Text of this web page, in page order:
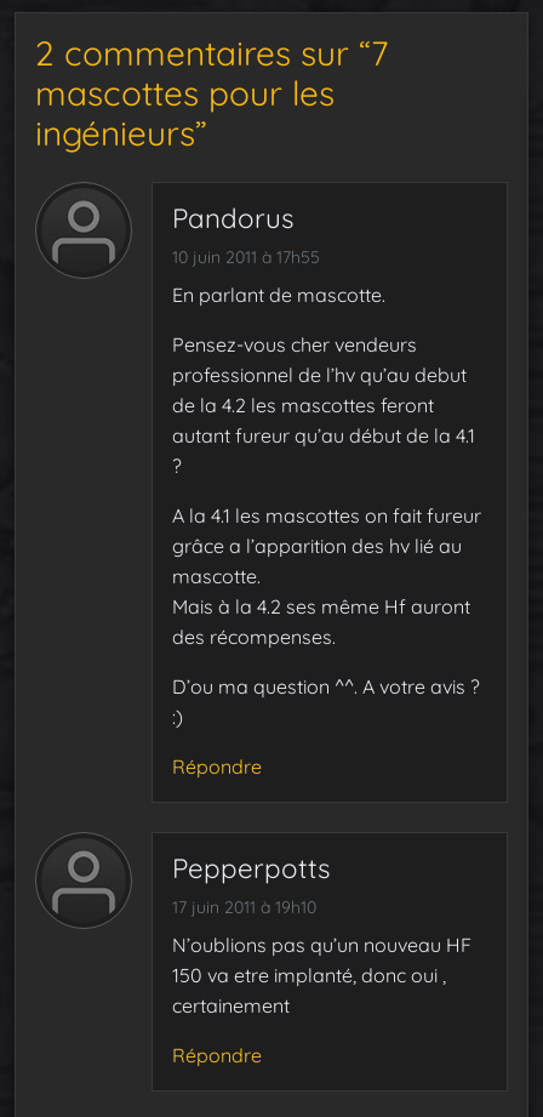
2 commentaires sur “7
mascottes pour les
ingénieurs”
Pandorus
10 juin 2011 à 17h55
En parlant de mascotte.
Pensez-vous cher vendeurs
professionnel de l’hv qu’au debut
de la 4.2 les mascottes feront
autant fureur qu’au début de la 4.1
?
A la 4.1 les mascottes on fait fureur
grâce a l’apparition des hv lié au
mascotte.
Mais à la 4.2 ses même Hf auront
des récompenses.
D’ou ma question ^^. A votre avis ?
:)
Répondre
Pepperpotts
17 juin 2011 à 19h10
N’oublions pas qu’un nouveau HF
150 va etre implanté, donc oui ,
certainement
Répondre